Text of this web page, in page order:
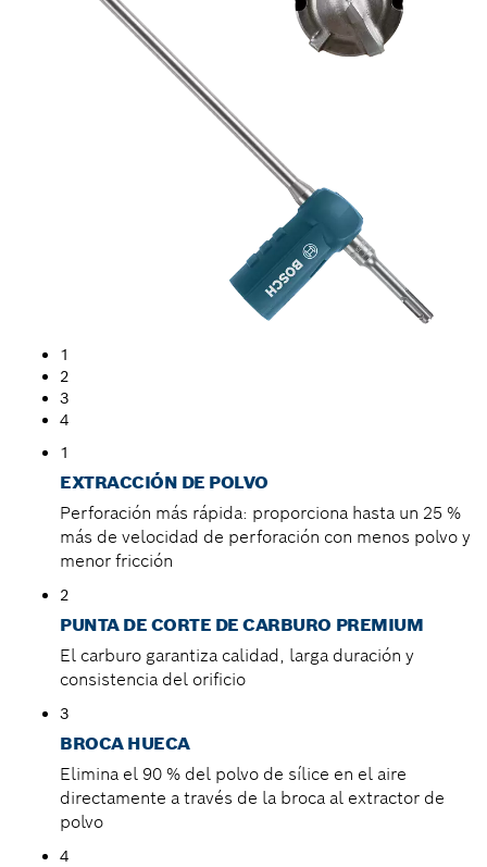
1
2
3
4
1
EXTRACCIÓN DE POLVO
Perforación más rápida: proporciona hasta un 25 %
más de velocidad de perforación con menos polvo y
menor fricción
2
PUNTA DE CORTE DE CARBURO PREMIUM
El carburo garantiza calidad, larga duración y
consistencia del orificio
3
BROCA HUECA
Elimina el 90 % del polvo de sílice en el aire
directamente a través de la broca al extractor de
polvo
4